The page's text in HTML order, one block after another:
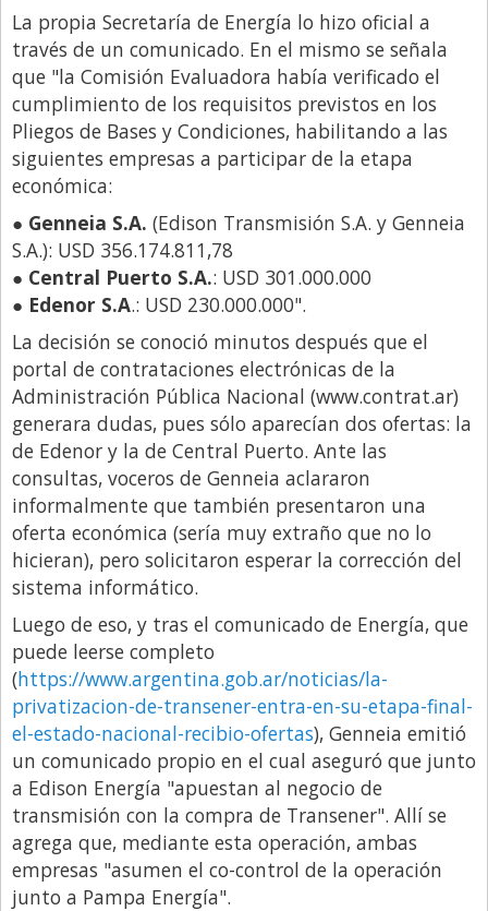
Real Estate y Propiedades
Responsabilidad Social
Salidas
Santa Fe
Show Business
Sociedad
Tecnología
Tendencias
Viajes
La propia Secretaría de Energía lo hizo oficial a
través de un comunicado. En el mismo se señala
que "la Comisión Evaluadora había verificado el
cumplimiento de los requisitos previstos en los
Pliegos de Bases y Condiciones, habilitando a las
siguientes empresas a participar de la etapa
económica:
● Genneia S.A. (Edison Transmisión S.A. y Genneia
S.A.): USD 356.174.811,78
● Central Puerto S.A.: USD 301.000.000
● Edenor S.A.: USD 230.000.000".
La decisión se conoció minutos después que el
portal de contrataciones electrónicas de la
Administración Pública Nacional (www.contrat.ar)
generara dudas, pues sólo aparecían dos ofertas: la
de Edenor y la de Central Puerto. Ante las
consultas, voceros de Genneia aclararon
informalmente que también presentaron una
oferta económica (sería muy extraño que no lo
hicieran), pero solicitaron esperar la corrección del
sistema informático.
Luego de eso, y tras el comunicado de Energía, que
puede leerse completo
(https://www.argentina.gob.ar/noticias/la-
privatizacion-de-transener-entra-en-su-etapa-final-
el-estado-nacional-recibio-ofertas), Genneia emitió
un comunicado propio en el cual aseguró que junto
a Edison Energía "apuestan al negocio de
transmisión con la compra de Transener". Allí se
agrega que, mediante esta operación, ambas
empresas "asumen el co-control de la operación
junto a Pampa Energía".